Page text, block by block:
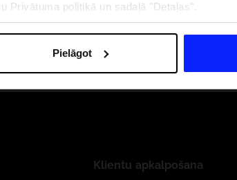
politikā un sadaļā "Detaļas".
Pielāgot
ADRESES B2B 4F TEAM LOJALITĀTES
Klientu apkalpošana